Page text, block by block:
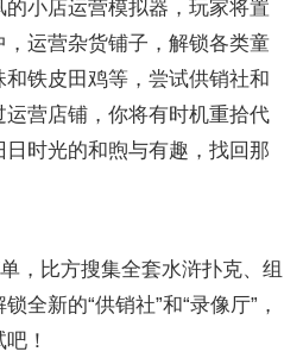
小店运营模拟器，玩家将置
运营杂货铺子，解锁各类童
铁皮田鸡等，尝试供销社和
营店铺，你将有时机重拾代
时光的和煦与有趣，找回那
，比方搜集全套水浒扑克、组
全新的“供销社”和“录像厅”，
！